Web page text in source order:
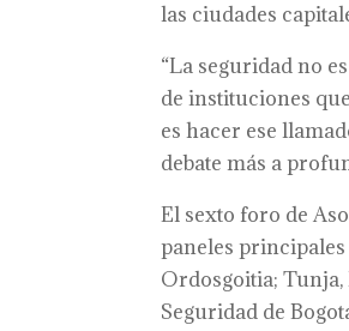
las ciudades
“La seguridad no
de instituciones
es hacer ese
debate más a
El sexto foro de
paneles
Ordosgoitia; Tunja,
Seguridad de